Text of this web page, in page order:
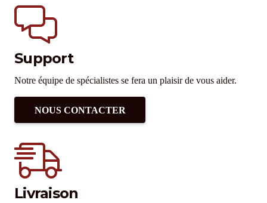
Support
Notre équipe de spécialistes se fera un plaisir de vous aider.
NOUS CONTACTER
Livraison